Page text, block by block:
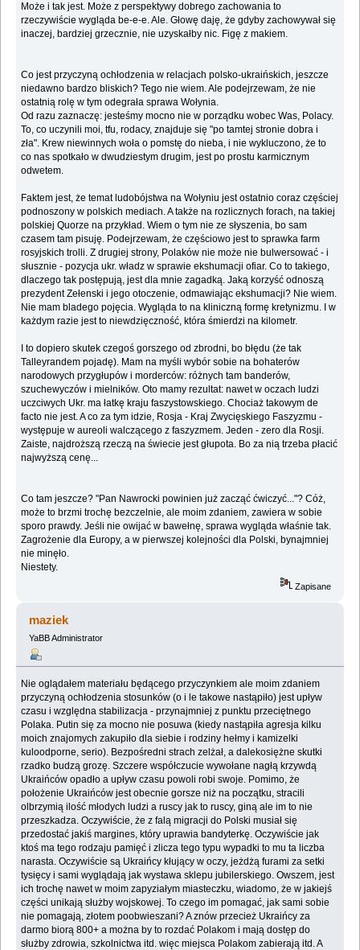
Może i tak jest. Może z perspektywy dobrego zachowania to
rzeczywiście wygląda be-e-e. Ale. Głowę daję, że gdyby zachowywał się
inaczej, bardziej grzecznie, nie uzyskałby nic. Figę z makiem.
Co jest przyczyną ochłodzenia w relacjach polsko-ukraińskich, jeszcze
niedawno bardzo bliskich? Tego nie wiem. Ale podejrzewam, że nie
ostatnią rolę w tym odegrała sprawa Wołynia.
Od razu zaznaczę: jesteśmy mocno nie w porządku wobec Was, Polacy.
To, co uczynili moi, tfu, rodacy, znajduje się "po tamtej stronie dobra i
zła". Krew niewinnych woła o pomstę do nieba, i nie wykluczono, że to
co nas spotkało w dwudziestym drugim, jest po prostu karmicznym
odwetem.
Faktem jest, że temat ludobójstwa na Wołyniu jest ostatnio coraz częściej
podnoszony w polskich mediach. A także na rozlicznych forach, na takiej
polskiej Quorze na przykład. Wiem o tym nie ze słyszenia, bo sam
czasem tam pisuję. Podejrzewam, że częściowo jest to sprawka farm
rosyjskich trolli. Z drugiej strony, Polaków nie może nie bulwersować - i
słusznie - pozycja ukr. władz w sprawie ekshumacji ofiar. Co to takiego,
dlaczego tak postępują, jest dla mnie zagadką. Jaką korzyść odnoszą
prezydent Zełenski i jego otoczenie, odmawiając ekshumacji? Nie wiem.
Nie mam bladego pojęcia. Wygląda to na kliniczną formę kretynizmu. I w
każdym razie jest to niewdzięczność, która śmierdzi na kilometr.
I to dopiero skutek czegoś gorszego od zbrodni, bo błędu (że tak
Talleyrandem pojadę). Mam na myśli wybór sobie na bohaterów
narodowych przygłupów i morderców: różnych tam banderów,
szuchewyczów i mielników. Oto mamy rezultat: nawet w oczach ludzi
uczciwych Ukr. ma łatkę kraju faszystowskiego. Chociaż takowym de
facto nie jest. A co za tym idzie, Rosja - Kraj Zwycięskiego Faszyzmu -
występuje w aureoli walczącego z faszyzmem. Jeden - zero dla Rosji.
Zaiste, najdroższą rzeczą na świecie jest głupota. Bo za nią trzeba płacić
najwyższą cenę...
Co tam jeszcze? "Pan Nawrocki powinien już zacząć ćwiczyć..."? Cóż,
może to brzmi trochę bezczelnie, ale moim zdaniem, zawiera w sobie
sporo prawdy. Jeśli nie owijać w bawełnę, sprawa wygląda właśnie tak.
Zagrożenie dla Europy, a w pierwszej kolejności dla Polski, bynajmniej
nie minęło.
Niestety.
Zapisane
maziek
YaBB Administrator
Nie oglądałem materiału będącego przyczynkiem ale moim zdaniem
przyczyną ochłodzenia stosunków (o i le takowe nastąpiło) jest upływ
czasu i względna stabilizacja - przynajmniej z punktu przeciętnego
Polaka. Putin się za mocno nie posuwa (kiedy nastąpiła agresja kilku
moich znajomych zakupiło dla siebie i rodziny hełmy i kamizelki
kuloodporne, serio). Bezpośredni strach zelżał, a dalekosiężne skutki
rzadko budzą grozę. Szczere współczucie wywołane nagłą krzywdą
Ukraińców opadło a upływ czasu powoli robi swoje. Pomimo, że
położenie Ukraińców jest obecnie gorsze niż na początku, stracili
olbrzymią ilość młodych ludzi a ruscy jak to ruscy, giną ale im to nie
przeszkadza. Oczywiście, że z falą migracji do Polski musiał się
przedostać jakiś margines, który uprawia bandyterkę. Oczywiście jak
ktoś ma tego rodzaju pamięć i zlicza tego typu wypadki to mu ta liczba
narasta. Oczywiście są Ukraińcy kłujący w oczy, jeżdżą furami za setki
tysięcy i sami wyglądają jak wystawa sklepu jubilerskiego. Owszem, jest
ich trochę nawet w moim zapyziałym miasteczku, wiadomo, że w jakiejś
części unikają służby wojskowej. To czego im pomagać, jak sami sobie
nie pomagają, złotem poobwieszani? A znów przecież Ukraińcy za
darmo biorą 800+ a można by to rozdać Polakom i mają dostęp do
służby zdrowia, szkolnictwa itd. więc miejsca Polakom zabierają itd. A